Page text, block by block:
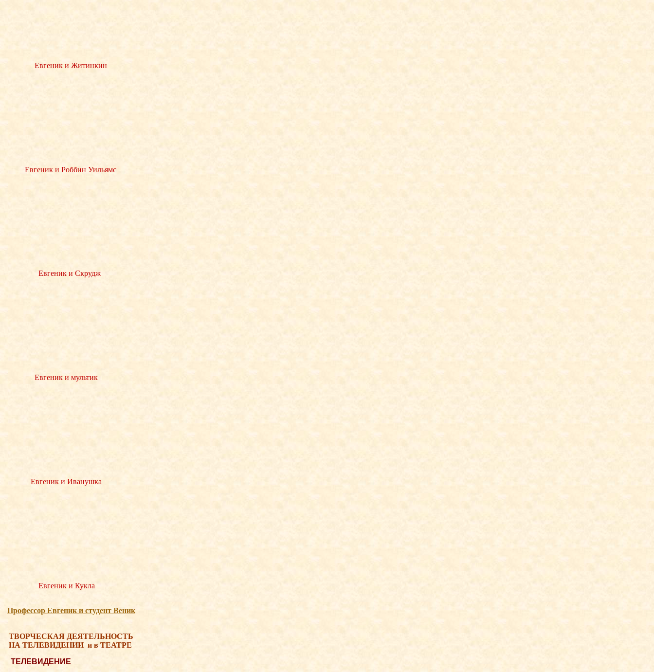
Евгеник и Житинкин
Евгеник и Роббин Уильямс
Евгеник и Скрудж
Евгеник и мультик
Евгеник и Иванушка
Евгеник и Кукла
Професcор Евгеник и студент Веник
ТВОРЧЕСКАЯ ДЕЯТЕЛЬНОСТЬ
НА ТЕЛЕВИДЕНИИ и в ТЕАТРЕ
ТЕЛЕВИДЕНИЕ